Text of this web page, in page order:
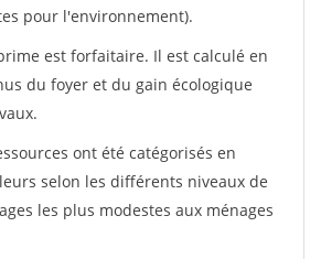
pour l'environnement).
est forfaitaire. Il est calculé en
du foyer et du gain écologique
ont été catégorisés en
selon les différents niveaux de
les plus modestes aux ménages